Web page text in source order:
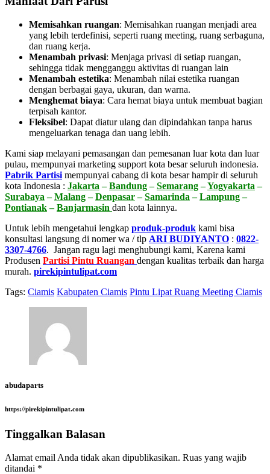
Memisahkan ruangan: Memisahkan ruangan menjadi area
yang lebih terdefinisi, seperti ruang meeting, ruang serbaguna,
dan ruang kerja.
Menambah privasi: Menjaga privasi di setiap ruangan,
sehingga tidak mengganggu aktivitas di ruangan lain
Menambah estetika: Menambah nilai estetika ruangan
dengan berbagai gaya, ukuran, dan warna.
Menghemat biaya: Cara hemat biaya untuk membuat bagian
terpisah kantor.
Fleksibel: Dapat diatur ulang dan dipindahkan tanpa harus
mengeluarkan tenaga dan uang lebih.
Kami siap melayani pemasangan dan pemesanan luar kota dan luar
pulau, mempunyai marketing support kota besar seluruh indonesia.
Pabrik Partisi mempunyai cabang di kota besar hampir di seluruh
kota Indonesia : Jakarta –Bandung–Semarang–Yogyakarta –
Surabaya –Malang–Denpasar–Samarinda –Lampung–
Pontianak–Banjarmasin dan kota lainnya.
Untuk lebih mengetahui lengkap produk-produk kami bisa
konsultasi langsung di nomer wa / tlp ARI BUDIYANTO : 0822-
3307-4766. Jangan ragu lagi menghubungi kami, Karena kami
Produsen Partisi Pintu Ruangan dengan kualitas terbaik dan harga
murah. pirekipintulipat.com
Tags: Ciamis Kabupaten Ciamis Pintu Lipat Ruang Meeting Ciamis
abudaparts
https://pirekipintulipat.com
Tinggalkan Balasan
Alamat email Anda tidak akan dipublikasikan. Ruas yang wajib
ditandai *